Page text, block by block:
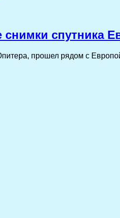
спутника
прошел рядом с